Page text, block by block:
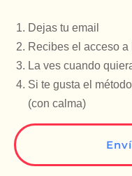
Dejas tu email
Recibes el acceso
La ves cuando
Si te gusta el
(con calma)